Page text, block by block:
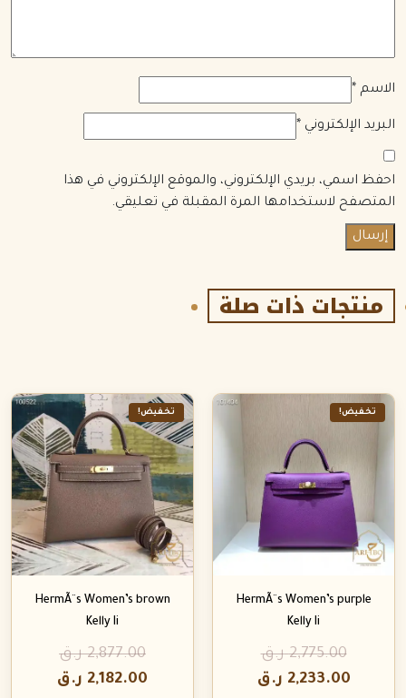
الاسم *
البريد الإلكتروني *
احفظ اسمي، بريدي الإلكتروني، والموقع الإلكتروني في هذا
المتصفح لاستخدامها المرة المقبلة في تعليقي.
منتجات ذات صلة
تخفيض!
HermÃ¨s Women’s purple
Kelly Ii
2,775.00 ر.ق
2,233.00 ر.ق
تخفيض!
HermÃ¨s Women’s brown
Kelly Ii
2,877.00 ر.ق
2,182.00 ر.ق